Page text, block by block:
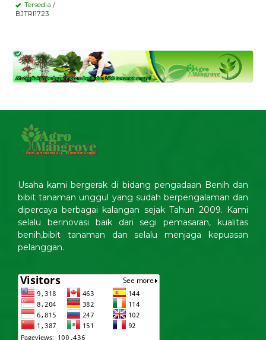
Tersedia /
BJTRI1723
Usaha kami bergerak di bidang pengadaan Benih dan
bibit tanaman unggul yang sudah berpengalaman dan
dipercaya berbagai kalangan sejak Tahun 2009. Kami
selalu berinovasi baik dari segi pemasaran, kualitas
benih,bibit tanaman dan selalu menjaga kepuasan
pelanggan.